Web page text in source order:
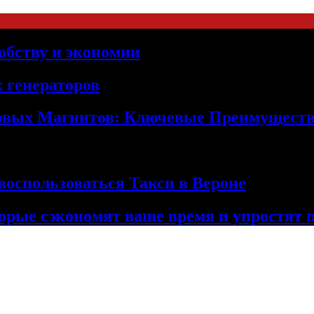
и экономии
Магнитов: Ключевые
Такси в Вероне
сэкономят ваше время и упростят